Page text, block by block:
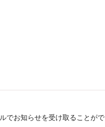
でお知らせを受け取ることがで